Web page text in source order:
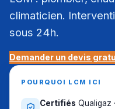
climaticien.
sous 24h.
Demander un devis
POURQUOI LCM ICI
Certifiés Qualigaz